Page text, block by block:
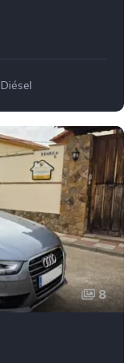
Diésel
8